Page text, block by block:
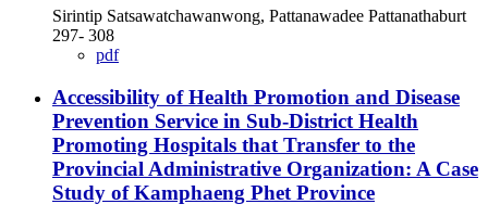
Sirintip Satsawatchawanwong, Pattanawadee Pattanathaburt
297- 308
pdf
Accessibility of Health Promotion and Disease
Prevention Service in Sub-District Health
Promoting Hospitals that Transfer to the
Provincial Administrative Organization: A Case
Study of Kamphaeng Phet Province